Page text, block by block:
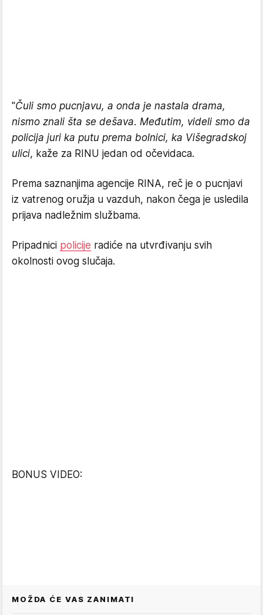
"Čuli smo pucnjavu, a onda je nastala drama,
nismo znali šta se dešava. Međutim, videli smo da
policija juri ka putu prema bolnici, ka Višegradskoj
ulici, kaže za RINU jedan od očevidaca.
Prema saznanjima agencije RINA, reč je o pucnjavi
iz vatrenog oružja u vazduh, nakon čega je usledila
prijava nadležnim službama.
Pripadnici policije radiće na utvrđivanju svih
okolnosti ovog slučaja.
BONUS VIDEO:
MOŽDA ĆE VAS ZANIMATI